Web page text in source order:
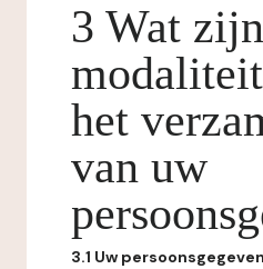
3 Wat
het
van uw
3.1 Uw